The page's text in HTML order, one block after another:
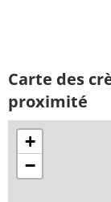
Carte des
proximité
+
−